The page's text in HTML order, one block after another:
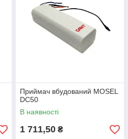
Приймач вбудований MOSEL
DC50
В наявності
1 711,50 ₴